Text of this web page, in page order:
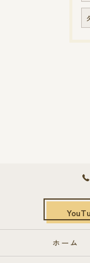
ホーム